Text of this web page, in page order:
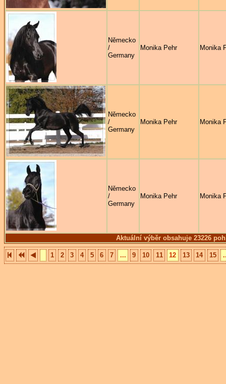
Aktuální výběr obsahuje 23226
Německo
/
Germany
Monika Pehr Monika
Německo
/
Germany
Monika Pehr Monika
Německo
/
Germany
Monika Pehr Monika
1 2 3 4 5 6 7 ... 9 10 11 12 13 14 15